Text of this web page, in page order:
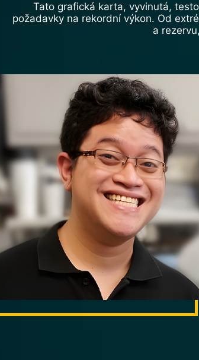
Tato grafická karta, vyvinutá,
požadavky na rekordní výkon. Od
a